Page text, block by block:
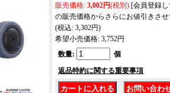
販売価格: 3,002円(税別) [会員登録
の販売価格からさらにお値引きさ
(税込: 3,302円)
希望小売価格: 3,752円
数量:
個
返品特約に関する重要事項